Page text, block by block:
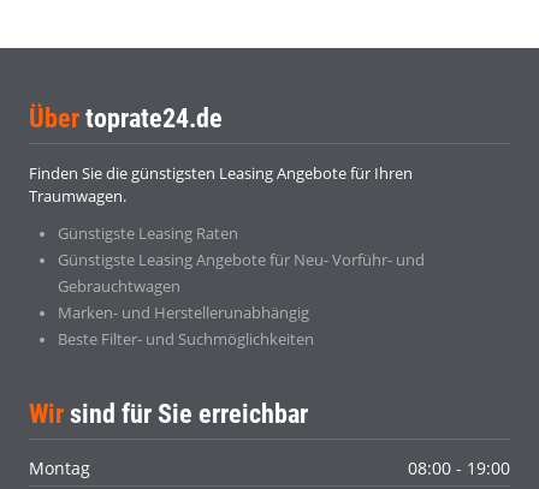
Über toprate24.de
Finden Sie die günstigsten Leasing Angebote für Ihren
Traumwagen.
Günstigste Leasing Raten
Günstigste Leasing Angebote für Neu- Vorführ- und
Gebrauchtwagen
Marken- und Herstellerunabhängig
Beste Filter- und Suchmöglichkeiten
Wir sind für Sie erreichbar
Montag
08:00 - 19:00